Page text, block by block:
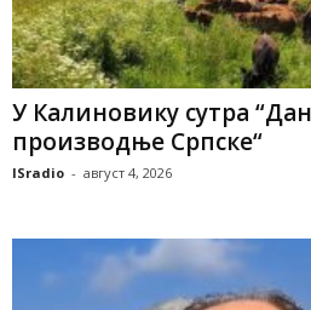
У Калиновику сутра
производње Српске“
ISradio - август 4, 2026